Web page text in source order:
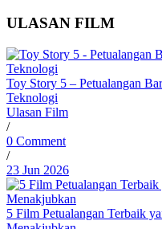
ULASAN FILM
Toy Story 5 – Petualangan
Teknologi
Ulasan Film
/
0 Comment
/
23 Jun 2026
5 Film Petualangan Terbaik